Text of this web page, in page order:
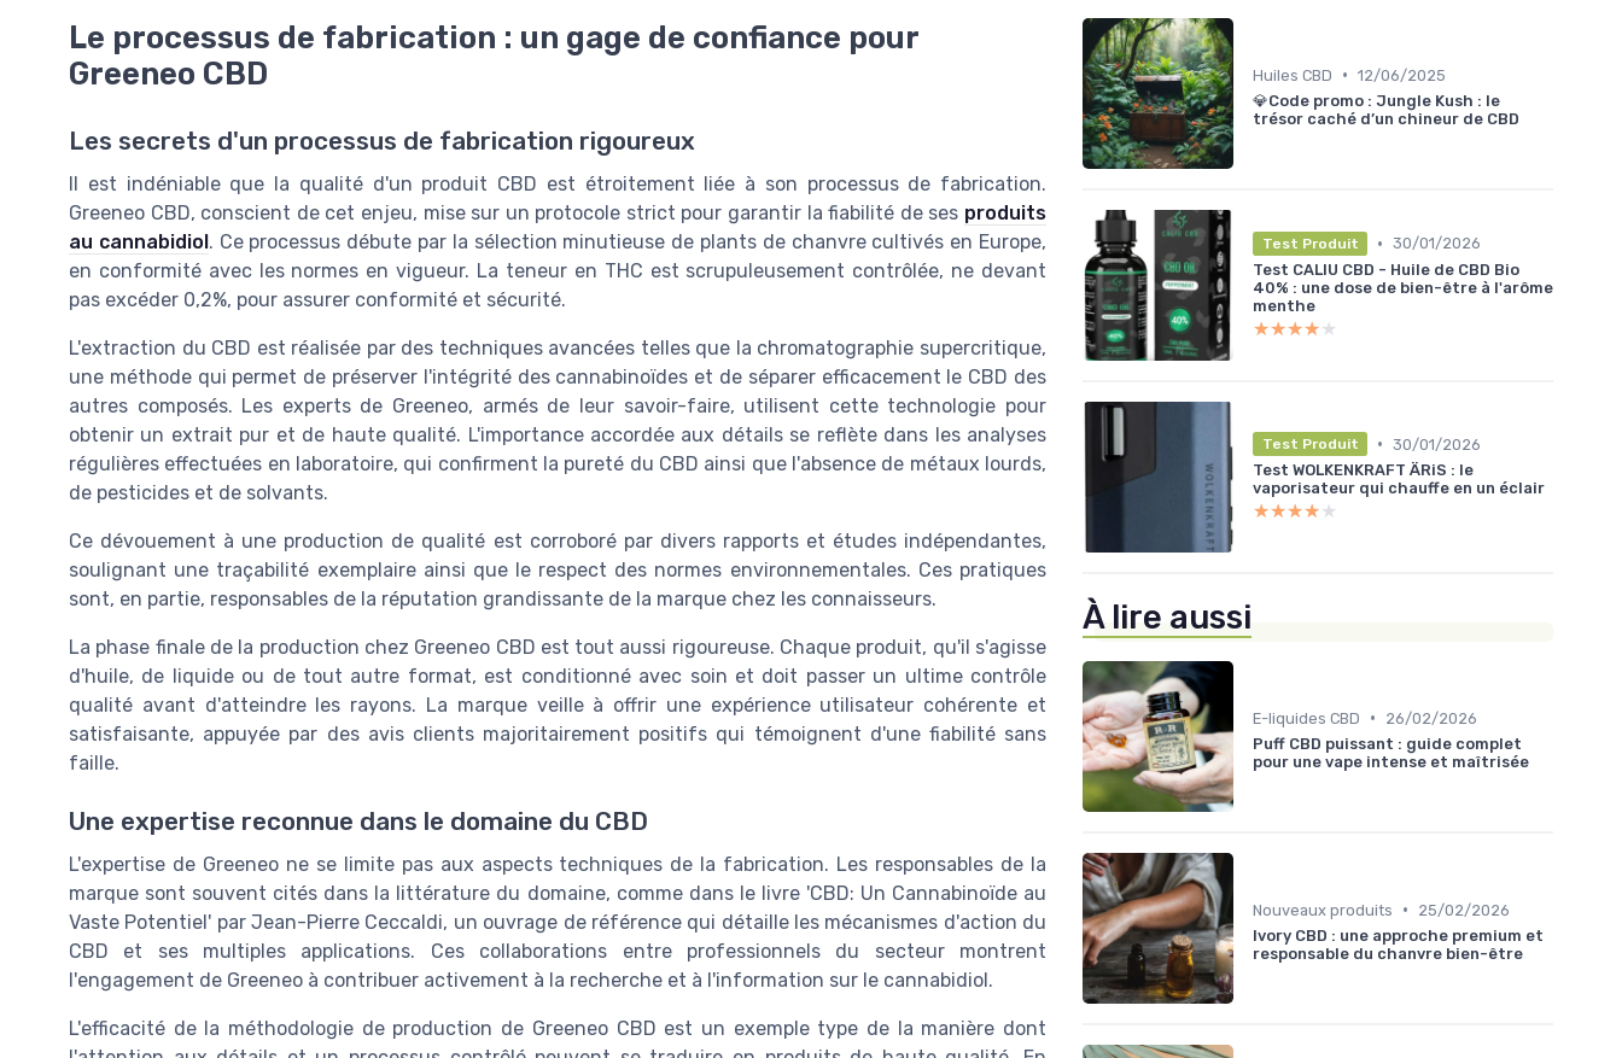
Le processus de fabrication : un gage de confiance pour
Greeneo CBD
Les secrets d'un processus de fabrication rigoureux
Il est indéniable que la qualité d'un produit CBD est étroitement liée à son processus de fabrication.
Greeneo CBD, conscient de cet enjeu, mise sur un protocole strict pour garantir la fiabilité de ses produits
au cannabidiol. Ce processus débute par la sélection minutieuse de plants de chanvre cultivés en Europe,
en conformité avec les normes en vigueur. La teneur en THC est scrupuleusement contrôlée, ne devant
pas excéder 0,2%, pour assurer conformité et sécurité.
L'extraction du CBD est réalisée par des techniques avancées telles que la chromatographie supercritique,
une méthode qui permet de préserver l'intégrité des cannabinoïdes et de séparer efficacement le CBD des
autres composés. Les experts de Greeneo, armés de leur savoir-faire, utilisent cette technologie pour
obtenir un extrait pur et de haute qualité. L'importance accordée aux détails se reflète dans les analyses
régulières effectuées en laboratoire, qui confirment la pureté du CBD ainsi que l'absence de métaux lourds,
de pesticides et de solvants.
Ce dévouement à une production de qualité est corroboré par divers rapports et études indépendantes,
soulignant une traçabilité exemplaire ainsi que le respect des normes environnementales. Ces pratiques
sont, en partie, responsables de la réputation grandissante de la marque chez les connaisseurs.
La phase finale de la production chez Greeneo CBD est tout aussi rigoureuse. Chaque produit, qu'il s'agisse
d'huile, de liquide ou de tout autre format, est conditionné avec soin et doit passer un ultime contrôle
qualité avant d'atteindre les rayons. La marque veille à offrir une expérience utilisateur cohérente et
satisfaisante, appuyée par des avis clients majoritairement positifs qui témoignent d'une fiabilité sans
faille.
Une expertise reconnue dans le domaine du CBD
L'expertise de Greeneo ne se limite pas aux aspects techniques de la fabrication. Les responsables de la
marque sont souvent cités dans la littérature du domaine, comme dans le livre 'CBD: Un Cannabinoïde au
Vaste Potentiel' par Jean-Pierre Ceccaldi, un ouvrage de référence qui détaille les mécanismes d'action du
CBD et ses multiples applications. Ces collaborations entre professionnels du secteur montrent
l'engagement de Greeneo à contribuer activement à la recherche et à l'information sur le cannabidiol.
L'efficacité de la méthodologie de production de Greeneo CBD est un exemple type de la manière dont
Huiles CBD • 12/06/2025
💎Code promo : Jungle Kush : le
trésor caché d’un chineur de CBD
Test Produit • 30/01/2026
Test CALIU CBD - Huile de CBD Bio
40% : une dose de bien-être à l'arôme
menthe
★★★★★
★★★★★
Test Produit • 30/01/2026
Test WOLKENKRAFT ÄRiS : le
vaporisateur qui chauffe en un éclair
★★★★★
★★★★★
À lire aussi
E-liquides CBD •
26/02/2026
Puff CBD puissant : guide complet
pour une vape intense et maîtrisée
Nouveaux produits •
25/02/2026
Ivory CBD : une approche premium et
responsable du chanvre bien-être